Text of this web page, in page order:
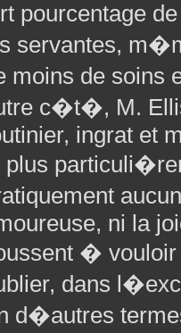
pourcentage
servantes,
moins de
c�t�, M.
ingrat et
plus
ni la
�
dans
d�autres